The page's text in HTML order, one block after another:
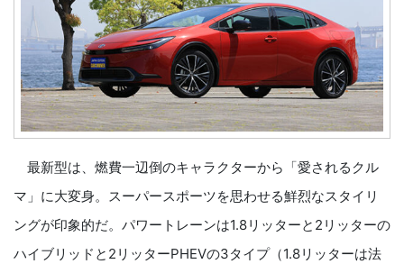
最新型は、燃費一辺倒のキャラクターから「愛されるクル
マ」に大変身。スーパースポーツを思わせる鮮烈なスタイリ
ングが印象的だ。パワートレーンは1.8リッターと2リッターの
ハイブリッドと2リッターPHEVの3タイプ（1.8リッターは法